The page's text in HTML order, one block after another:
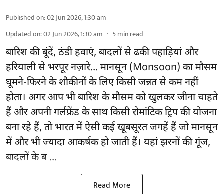
Published on:02 Jun 2026, 1:30 am
Updated on:02 Jun 2026, 1:30 am 5min read
बारिश की बूंदें, ठंडी हवाएं, बादलों से ढकी पहाड़ियां और
हरियाली से भरपूर नज़ारे... मानसून (Monsoon) का मौसम
घूमने-फिरने के शौकीनों के लिए किसी जन्नत से कम नहीं
होता। अगर आप भी बारिश के मौसम को खुलकर जीना चाहते
हैं और अपनी गर्लफ्रेंड के साथ किसी रोमांटिक ट्रिप की योजना
बना रहे हैं, तो भारत में ऐसी कई खूबसूरत जगहें हैं जो मानसून
में और भी ज्यादा आकर्षक हो जाती हैं। यहां झरनों की गूंज,
बादलों के ब ...
Read More